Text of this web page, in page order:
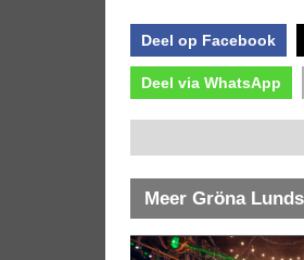
Deel op Facebook
Deel via WhatsApp
Meer Gröna